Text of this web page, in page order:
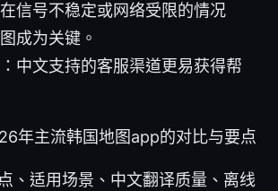
信号不稳定或网络受限的情况
成为关键。
中文支持的客服渠道更易获得帮
年主流韩国地图app的对比与要点
、适用场景、中文翻译质量、离线